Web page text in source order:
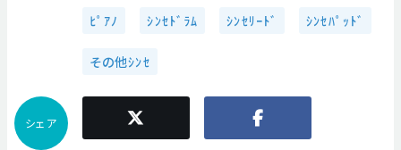
ﾋﾟｱﾉ ｼﾝｾﾄﾞﾗﾑ ｼﾝｾﾘｰﾄﾞ ｼﾝｾﾊﾟｯﾄﾞ
その他ｼﾝｾ
シェア